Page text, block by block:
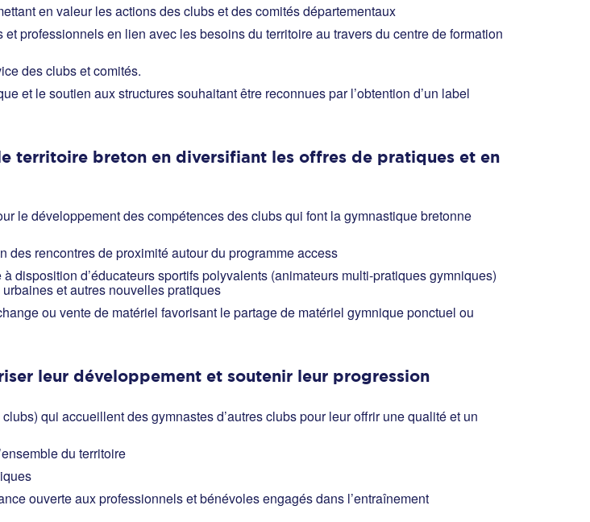
en valeur les actions des clubs et des comités départementaux
professionnels en lien avec les besoins du territoire au travers du centre de formation
des clubs et comités.
et le soutien aux structures souhaitant être reconnues par l’obtention d’un label
territoire breton en diversifiant les offres de pratiques et en
le développement des compétences des clubs qui font la gymnastique bretonne
rencontres de proximité autour du programme access
disposition d’éducateurs sportifs polyvalents (animateurs multi-pratiques gymniques)
et autres nouvelles pratiques
ou vente de matériel favorisant le partage de matériel gymnique ponctuel ou
leur développement et soutenir leur progression
qui accueillent des gymnastes d’autres clubs pour leur offrir une qualité et un
du territoire
ouverte aux professionnels et bénévoles engagés dans l’entraînement